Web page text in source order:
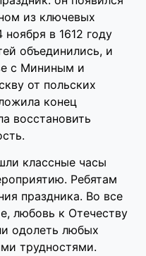
из ключевых
в 1612 году
объединились, и
с Мининым и
от польских
конец
восстановить
классные часы
Ребятам
праздника. Во все
любовь к Отечеству
одолеть любых
трудностями.